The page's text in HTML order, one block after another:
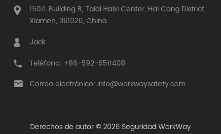
1504, Building B, Taidi Haixi Center, Hai Cang District,
Xiamen, 361026, China.
Jack
Teléfono: +86-592-6511408
Correo electrónico: info@workwaysafety.com
Derechos de autor © 2026 Seguridad WorkWay